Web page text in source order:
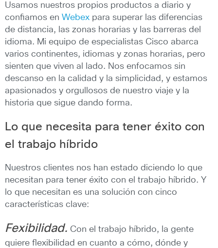
Usamos nuestros propios productos a diario y
confiamos en Webex para superar las diferencias
de distancia, las zonas horarias y las barreras del
idioma. Mi equipo de especialistas Cisco abarca
varios continentes, idiomas y zonas horarias, pero
sienten que viven al lado. Nos enfocamos sin
descanso en la calidad y la simplicidad, y estamos
apasionados y orgullosos de nuestro viaje y la
historia que sigue dando forma.
Lo que necesita para tener éxito con
el trabajo híbrido
Nuestros clientes nos han estado diciendo lo que
necesitan para tener éxito con el trabajo híbrido. Y
lo que necesitan es una solución con cinco
características clave:
Fexibilidad. Con el trabajo híbrido, la gente
quiere flexibilidad en cuanto a cómo, dónde y